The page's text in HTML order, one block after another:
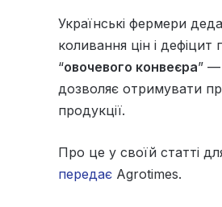
Українські фермери
коливання цін і
“овочевого конвеєра” —
дозволяє отримувати
продукції.
Про це у своїй статті
передає Аgrotimes.